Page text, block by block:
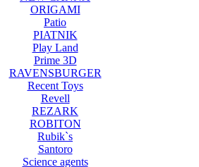
ORIGAMI
Patio
PIATNIK
Play Land
Prime 3D
RAVENSBURGER
Recent Toys
Revell
REZARK
ROBITON
Rubik`s
Santoro
Science agents